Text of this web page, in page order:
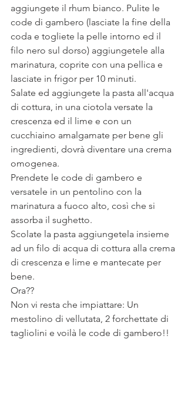
aggiungete il rhum bianco. Pulite le
code di gambero (lasciate la fine della
coda e togliete la pelle intorno ed il
filo nero sul dorso) aggiungetele alla
marinatura, coprite con una pellica e
lasciate in frigor per 10 minuti.
Salate ed aggiungete la pasta all'acqua
di cottura, in una ciotola versate la
crescenza ed il lime e con un
cucchiaino amalgamate per bene gli
ingredienti, dovrà diventare una crema
omogenea.
Prendete le code di gambero e
versatele in un pentolino con la
marinatura a fuoco alto, così che si
assorba il sughetto.
Scolate la pasta aggiungetela insieme
ad un filo di acqua di cottura alla crema
di crescenza e lime e mantecate per
bene.
Ora??
Non vi resta che impiattare: Un
mestolino di vellutata, 2 forchettate di
tagliolini e voilà le code di gambero!!